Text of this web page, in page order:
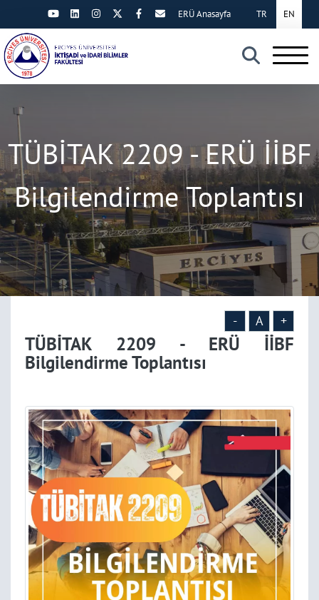
×
TR EN
ERÜ Anasayfa
TÜBİTAK 2209 - ERÜ İİBF
Bilgilendirme Toplantısı
- A +
TÜBİTAK 2209 - ERÜ İİBF
Bilgilendirme Toplantısı